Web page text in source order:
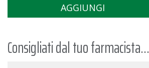
AGGIUNGI
Consigliati dal tuo farmacista...